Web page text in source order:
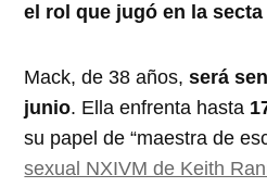
el rol que jugó en la secta
Mack, de 38 años,será
junio. Ella enfrenta hasta
su papel de “maestra de
sexual NXIVM de Keith